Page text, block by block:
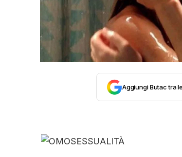
COMPLOTTI,
EDITORIALI
TRUFFE E SOCIAL
CLIMA ED ENERGIA
Aggiungi Butac tra